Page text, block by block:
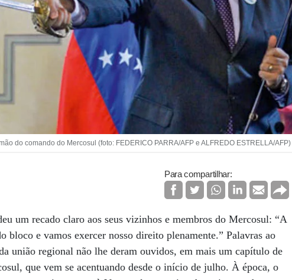
do comando do Mercosul (foto: FEDERICO PARRA/AFP e ALFREDO ESTRELLA/AFP)
Para compartilhar:
um recado claro aos seus vizinhos e membros do Mercosul: “A
bloco e vamos exercer nosso direito plenamente.” Palavras ao
união regional não lhe deram ouvidos, em mais um capítulo de
que vem se acentuando desde o início de julho. À época, o